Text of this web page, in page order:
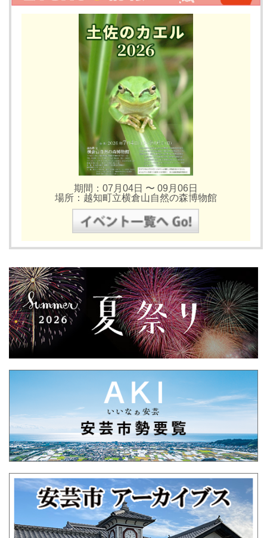
期間：07月04日 〜 09月06日
場所：越知町立横倉山自然の森博物館